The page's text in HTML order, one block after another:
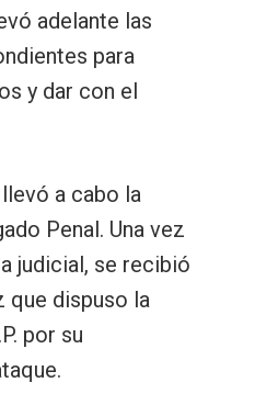
adelante las
para
y dar con el
a cabo la
Penal. Una vez
judicial, se recibió
que dispuso la
por su